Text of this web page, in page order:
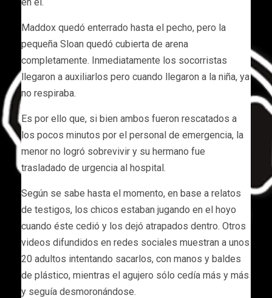
Maddox quedó enterrado hasta el pecho, pero la
pequeña Sloan quedó cubierta de arena
completamente. Inmediatamente los socorristas
llegaron a auxiliarlos pero cuando llegaron a la niña, ya
no respiraba.
Es por ello que, si bien ambos fueron rescatados a
los pocos minutos por el personal de emergencia, la
menor no logró sobrevivir y su hermano fue
trasladado de urgencia al hospital.
Según se sabe hasta el momento, en base a relatos
de testigos, los chicos estaban jugando en el hoyo
cuando éste cedió y los dejó atrapados dentro. Otros
videos difundidos en redes sociales muestran a unos
20 adultos intentando sacarlos, con manos y baldes
de plástico, mientras el agujero sólo cedía más y más
y seguía desmoronándose.